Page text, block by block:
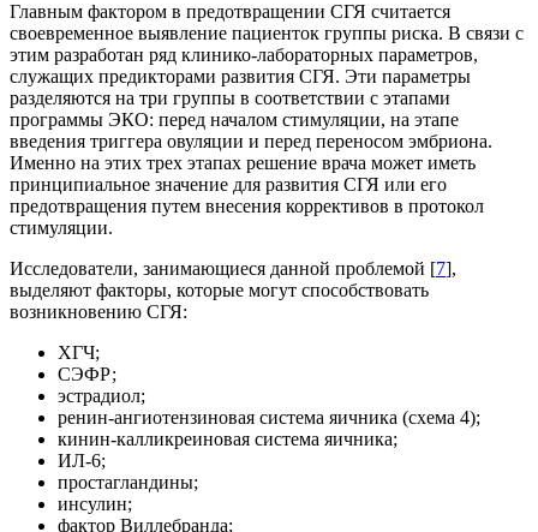
Главным фактором в предотвращении СГЯ считается
своевременное выявление пациенток группы риска. В связи с
этим разработан ряд кли­нико-лабораторных параметров,
служащих пре­дикторами развития СГЯ. Эти параметры
разделяются на три группы в соответствии с эта­пами
программы ЭКО: перед началом стимуля­ции, на этапе
введения триггера овуляции и перед переносом эмбриона.
Именно на этих трех этапах решение врача может иметь
принципиальное зна­чение для развития СГЯ или его
предотвращения путем внесения коррективов в протокол
стимуля­ции.
Исследователи, занимающиеся данной проблемой [7],
выделяют факторы, которые могут способствовать
возникновению СГЯ:
ХГЧ;
СЭФР;
эстрадиол;
ренин-ангиотензиновая система яичника (схема 4);
кинин-калликреиновая система яичника;
ИЛ-6;
простагландины;
инсулин;
фактор Виллебранда;